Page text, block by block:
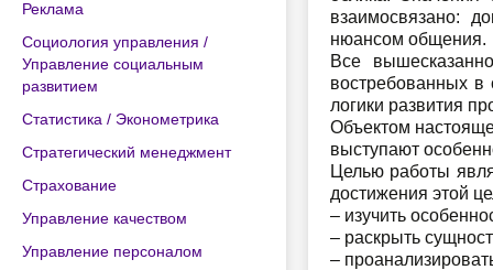
Реклама
Социология управления /
Управление социальным
развитием
Статистика / Эконометрика
Стратегический менеджмент
Страхование
Управление качеством
Управление персоналом
взаимосвязано:
нюансом общения.
Все
востребованных в
логики развития
Объектом
выступают
Целью работы
достижения этой
– изучить
– раскрыть
–